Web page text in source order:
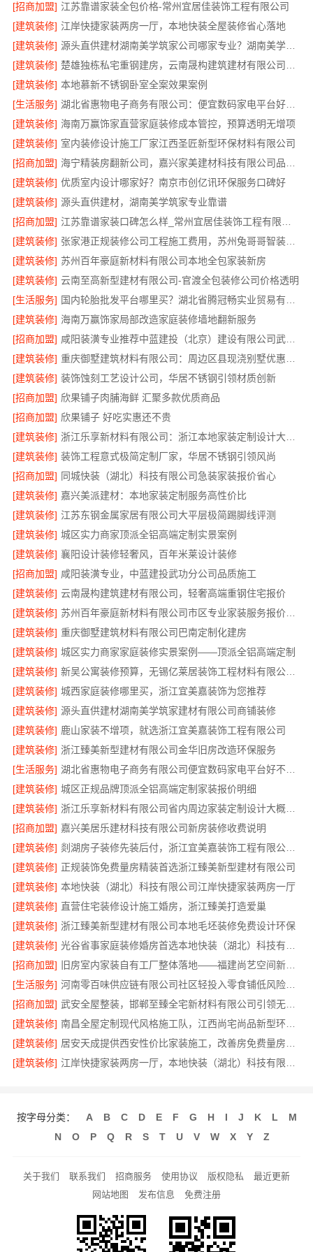
[招商加盟] 江苏靠谱家装全包价格-常州宜居佳装饰工程有限公司
[建筑装修] 江岸快捷家装两房一厅，本地快装全屋装修省心落地
[建筑装修]
源头直供建材湖南美学筑家公司哪家专业？湖南美学筑家建材有限公司
[建筑装修]
[建筑装修] 本地慕新不锈钢卧室全案效果案例
[生活服务]
湖北省惠物电子商务有限公司：便宜数码家电平台好不好
[建筑装修] 海南万赢饰家直营家庭装修成本管控，预算透明无增项
[建筑装修] 室内装修设计施工厂家江西圣匠新型环保材料有限公司
[招商加盟]
[建筑装修] 优质室内设计哪家好？南京市创亿讯环保服务口碑好
[建筑装修] 源头直供建材，湖南美学筑家专业靠谱
[招商加盟]
[建筑装修]
张家港正规装修公司工程施工费用，苏州兔哥哥智装透明报价
[建筑装修] 苏州百年豪庭新材料有限公司本地全包家装新房
[建筑装修] 云南至高新型建材有限公司-官渡全包装修公司价格透明
[生活服务]
[建筑装修] 海南万赢饰家局部改造家庭装修墙地翻新服务
[招商加盟]
咸阳装潢专业推荐中蓝建投（北京）建设有限公司武功分公司
[建筑装修]
[建筑装修] 装饰蚀刻工艺设计公司，华居不锈钢引领材质创新
[招商加盟] 欣果铺子肉脯海鲜 汇聚多款优质商品
[招商加盟] 欣果铺子 好吃实惠还不贵
[建筑装修]
浙江乐享新材料有限公司：浙江本地家装定制设计大概报价
[建筑装修] 装饰工程意式极简定制厂家，华居不锈钢引领风尚
[招商加盟] 同城快装（湖北）科技有限公司急装家装报价省心
[建筑装修] 嘉兴美派建材：本地家装定制服务高性价比
[建筑装修] 江苏东钢金属家居有限公司大平层极简踢脚线评测
[建筑装修] 城区实力商家顶派全铝高端定制实景案例
[建筑装修] 襄阳设计装修轻奢风，百年米莱设计装修
[招商加盟] 咸阳装潢专业，中蓝建投武功分公司品质施工
[建筑装修] 云南晟构建筑建材有限公司，轻奢高端重钢住宅报价
[建筑装修]
苏州百年豪庭新材料有限公司市区专业家装服务报价老房翻新
[建筑装修] 重庆御墅建筑材料有限公司巴南定制化建房
[建筑装修] 城区实力商家家庭装修实景案例——顶派全铝高端定制
[建筑装修]
新吴公寓装修预算，无锡亿莱居装饰工程材料有限公司透明省心
[建筑装修] 城西家庭装修哪里买，浙江宜美嘉装饰为您推荐
[建筑装修] 源头直供建材湖南美学筑家建材有限公司商铺装修
[建筑装修] 鹿山家装不增项，就选浙江宜美嘉装饰工程有限公司
[建筑装修] 浙江臻美新型建材有限公司金华旧房改造环保服务
[生活服务]
湖北省惠物电子商务有限公司便宜数码家电平台好不好测评
[建筑装修] 城区正规品牌顶派全铝高端定制家装报价明细
[建筑装修]
浙江乐享新材料有限公司省内周边家装定制设计大概报价
[招商加盟] 嘉兴美居乐建材科技有限公司新房装修收费说明
[建筑装修]
剡湖房子装修先装后付，浙江宜美嘉装饰工程有限公司服务
[建筑装修] 正规装饰免费量房精装首选浙江臻美新型建材有限公司
[建筑装修] 本地快装（湖北）科技有限公司江岸快捷家装两房一厅
[建筑装修] 直营住宅装修设计施工婚房，浙江臻美打造爱巢
[建筑装修] 浙江臻美新型建材有限公司本地毛坯装修免费设计环保
[建筑装修]
[招商加盟]
旧房室内家装自有工厂整体落地——福建尚艺空间新材料科技有限公司
[生活服务]
河南零百味供应链有限公司社区轻投入零食铺低风险经营
[招商加盟]
武安全屋整装，邯郸至臻全宅新材料有限公司引领无醛装修新趋势
[建筑装修]
南昌全屋定制现代风格施工队，江西尚宅尚品新型环保材料有限公司专业
[建筑装修]
[建筑装修]
按字母分类： A B C D E F G H I J K L
M
N
O P Q R S T U V W X Y Z
关于我们 联系我们 招商服务 使用协议 版权隐私
最近更新
网站地图
发布信息 免费注册